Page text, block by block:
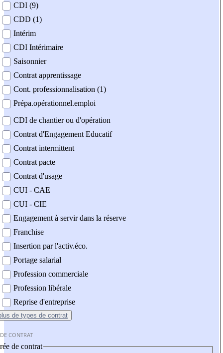
contrat
CDI (9)
CDD (1)
Intérim
CDI Intérimaire
Saisonnier
Contrat apprentissage
Cont. professionnalisation (1)
Prépa.opérationnel.emploi
CDI de chantier ou d'opération
Contrat d'Engagement Educatif
Contrat intermittent
Contrat pacte
Contrat d'usage
CUI - CAE
CUI - CIE
Engagement à servir dans la réserve
Franchise
Insertion par l'activ.éco.
Portage salarial
Profession commerciale
Profession libérale
Reprise d'entreprise
de types de contrat
CONTRAT
de contrat